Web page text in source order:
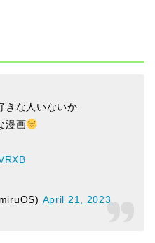
きな人いないか
漫画
April 21, 2023